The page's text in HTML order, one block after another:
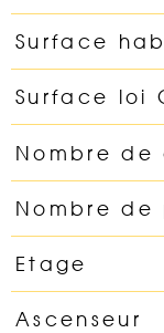
Surface
Surface loi
Nombre de
Nombre de
Etage
Ascenseur